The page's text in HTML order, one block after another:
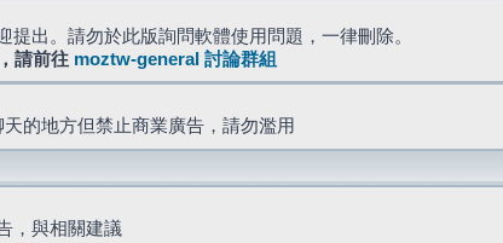
提出。請勿於此版詢問軟體使用問題，一律刪除。
請前往 moztw-general 討論群組
的地方但禁止商業廣告，請勿濫用
，與相關建議